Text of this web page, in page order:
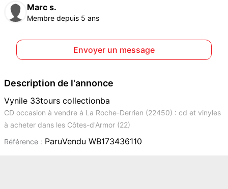
Marc s.
Membre depuis 5 ans
Envoyer un message
Description de l'annonce
Vynile 33tours collectionba
CD occasion à vendre à La Roche-Derrien (22450) : cd et vinyles
à acheter dans les Côtes-d'Armor (22)
Référence : ParuVendu WB173436110